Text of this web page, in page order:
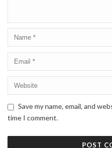
Save my name, email, and
time I comment.